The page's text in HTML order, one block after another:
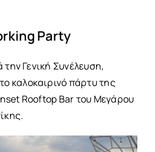
Party
την Γενική Συνέλευση,
καλοκαιρινό πάρτυ της
Rooftop Bar του Μεγάρου